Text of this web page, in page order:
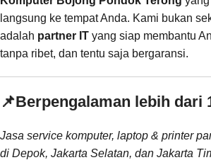
langsung ke tempat Anda. Kami bukan
adalah partner IT yang siap membantu
tanpa ribet, dan tentu saja bergaransi.
📌Berpengalaman lebih dari
Jasa service komputer, laptop & printer
di Depok, Jakarta Selatan, dan Jakarta